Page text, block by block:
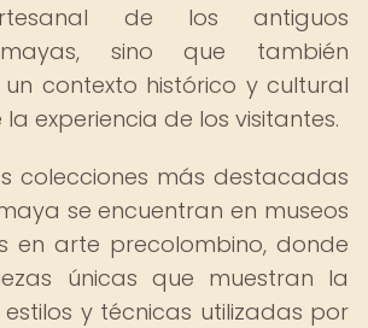
de los antiguos
sino que también
contexto histórico y cultural
experiencia de los visitantes.
colecciones más destacadas
se encuentran en museos
en arte precolombino, donde
únicas que muestran la
y técnicas utilizadas por